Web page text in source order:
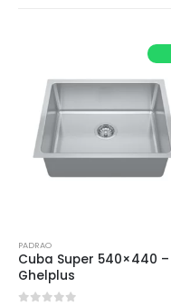
PADRAO
Cuba Super 540×440 –
Ghelplus